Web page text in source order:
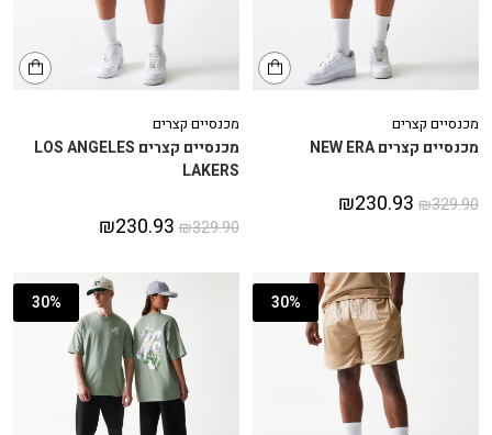
מכנסיים קצרים
מכנסיים קצרים NEW ERA
₪329.90
₪230.93
מכנסיים קצרים
מכנסיים קצרים LOS ANGELES
LAKERS
₪329.90
₪230.93
30%
30%